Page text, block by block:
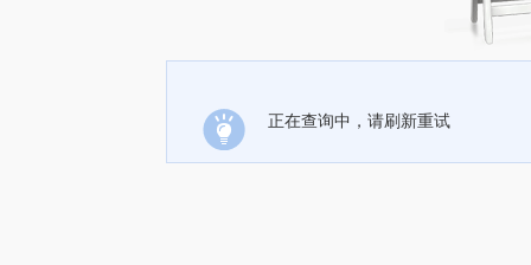
正在查询中，请刷新重试